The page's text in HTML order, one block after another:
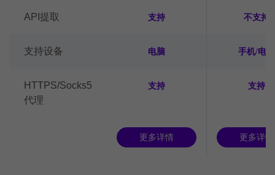
API提取 支持 不支持
支持设备 电脑 手机/电脑
HTTPS/Socks5
代理
支持 支持
更多详情 更多详情